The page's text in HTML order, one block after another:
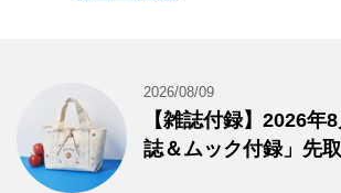
2026/08/09
【雑誌付録】2026年
誌＆ムック付録」先